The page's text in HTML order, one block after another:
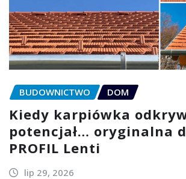
BUDOWNICTWO DOM
Kiedy karpiówka
potencjał… oryginalna
PROFIL Lenti
lip 29, 2026